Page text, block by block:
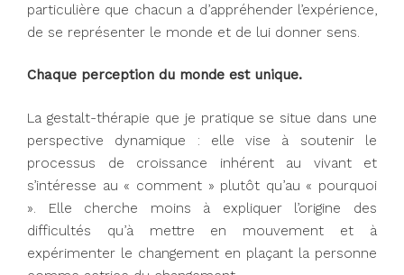
particulière que chacun a d’appréhender l’expérience,
de se représenter le monde et de lui donner sens.
Chaque perception du monde est unique.
La gestalt-thérapie que je pratique se situe dans une
perspective dynamique : elle vise à soutenir le
processus de croissance inhérent au vivant et
s’intéresse au « comment » plutôt qu’au « pourquoi
». Elle cherche moins à expliquer l’origine des
difficultés qu’à mettre en mouvement et à
expérimenter le changement en plaçant la personne